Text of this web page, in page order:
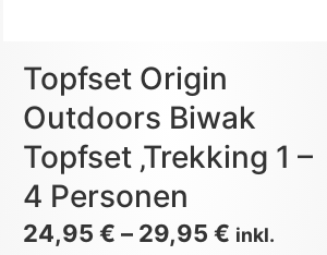
Topfset Origin
Outdoors Biwak
Topfset ‚Trekking 1 –
4 Personen
24,95€ – 29,95€ inkl.